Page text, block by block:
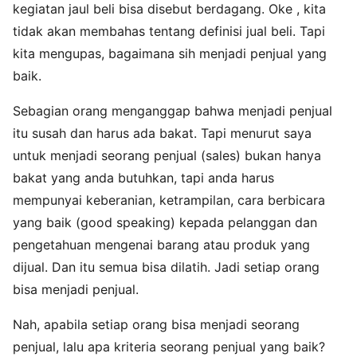
kegiatan jaul beli bisa disebut berdagang. Oke , kita
tidak akan membahas tentang definisi jual beli. Tapi
kita mengupas, bagaimana sih menjadi penjual yang
baik.
Sebagian orang menganggap bahwa menjadi penjual
itu susah dan harus ada bakat. Tapi menurut saya
untuk menjadi seorang penjual (sales) bukan hanya
bakat yang anda butuhkan, tapi anda harus
mempunyai keberanian, ketrampilan, cara berbicara
yang baik (good speaking) kepada pelanggan dan
pengetahuan mengenai barang atau produk yang
dijual. Dan itu semua bisa dilatih. Jadi setiap orang
bisa menjadi penjual.
Nah, apabila setiap orang bisa menjadi seorang
penjual, lalu apa kriteria seorang penjual yang baik?